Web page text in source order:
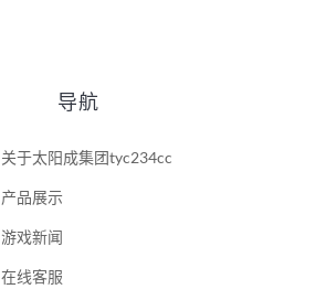
导航
关于太阳成集团tyc234cc
产品展示
游戏新闻
在线客服